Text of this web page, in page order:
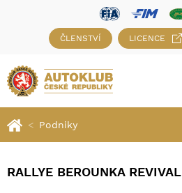
ČLENSTVÍ LICENCE
Podniky
RALLYE BEROUNKA REVIVAL